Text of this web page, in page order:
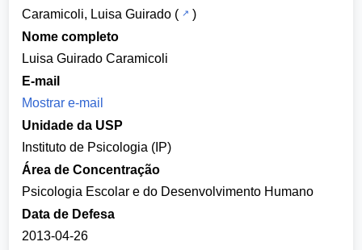
Caramicoli, Luisa Guirado (
)
Nome completo
Luisa Guirado Caramicoli
E-mail
Mostrar e-mail
Unidade da USP
Instituto de Psicologia (IP)
Área de Concentração
Psicologia Escolar e do Desenvolvimento Humano
Data de Defesa
2013-04-26